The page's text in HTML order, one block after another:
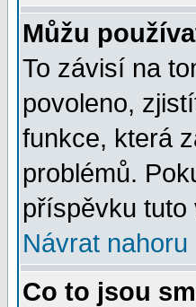
Můžu
To závisí na
povoleno,
funkce, která
problémů.
příspěvku tuto
Návrat nahoru
Co to jsou